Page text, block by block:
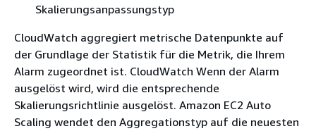
Skalierungsanpassungstyp
CloudWatch aggregiert metrische Datenpunkte auf
der Grundlage der Statistik für die Metrik, die Ihrem
Alarm zugeordnet ist. CloudWatch Wenn der Alarm
ausgelöst wird, wird die entsprechende
Skalierungsrichtlinie ausgelöst. Amazon EC2 Auto
Scaling wendet den Aggregationstyp auf die neuesten